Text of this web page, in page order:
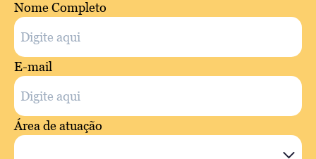
Nome Completo
E-mail
Área de atuação